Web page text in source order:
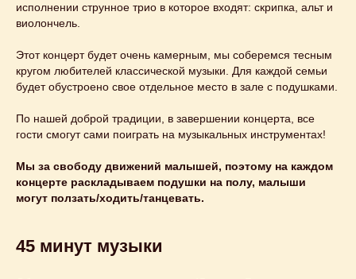
исполнении струнное трио в которое входят: скрипка, альт и
виолончель.
Этот концерт будет очень камерным, мы соберемся тесным
кругом любителей классической музыки. Для каждой семьи
будет обустроено свое отдельное место в зале с подушками.
По нашей доброй традиции, в завершении концерта, все
гости смогут сами поиграть на музыкальных инструментах!
Мы за свободу движений малышей, поэтому на каждом
концерте раскладываем подушки на полу, малыши
могут ползать/ходить/танцевать.
45 минут музыки
Этот и другие
концерты
вы можете
заказатьна свой
праздник
Узнайте подробнее